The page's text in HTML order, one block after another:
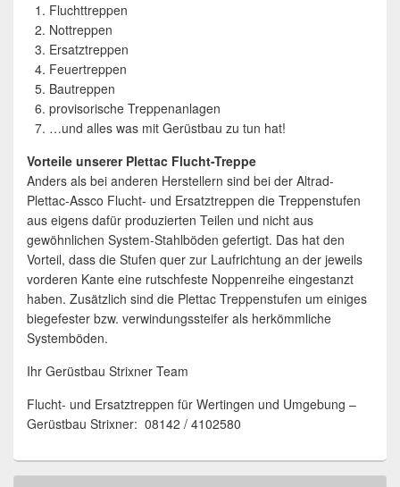
Fluchttreppen
Nottreppen
Ersatztreppen
Feuertreppen
Bautreppen
provisorische Treppenanlagen
…und alles was mit Gerüstbau zu tun hat!
Vorteile unserer Plettac Flucht-Treppe
Anders als bei anderen Herstellern sind bei der Altrad-
Plettac-Assco Flucht- und Ersatztreppen die Treppenstufen
aus eigens dafür produzierten Teilen und nicht aus
gewöhnlichen System-Stahlböden gefertigt. Das hat den
Vorteil, dass die Stufen quer zur Laufrichtung an der jeweils
vorderen Kante eine rutschfeste Noppenreihe eingestanzt
haben. Zusätzlich sind die Plettac Treppenstufen um einiges
biegefester bzw. verwindungssteifer als herkömmliche
Systemböden.
Ihr Gerüstbau Strixner Team
Flucht- und Ersatztreppen für Wertingen und Umgebung –
Gerüstbau Strixner: 08142 / 4102580